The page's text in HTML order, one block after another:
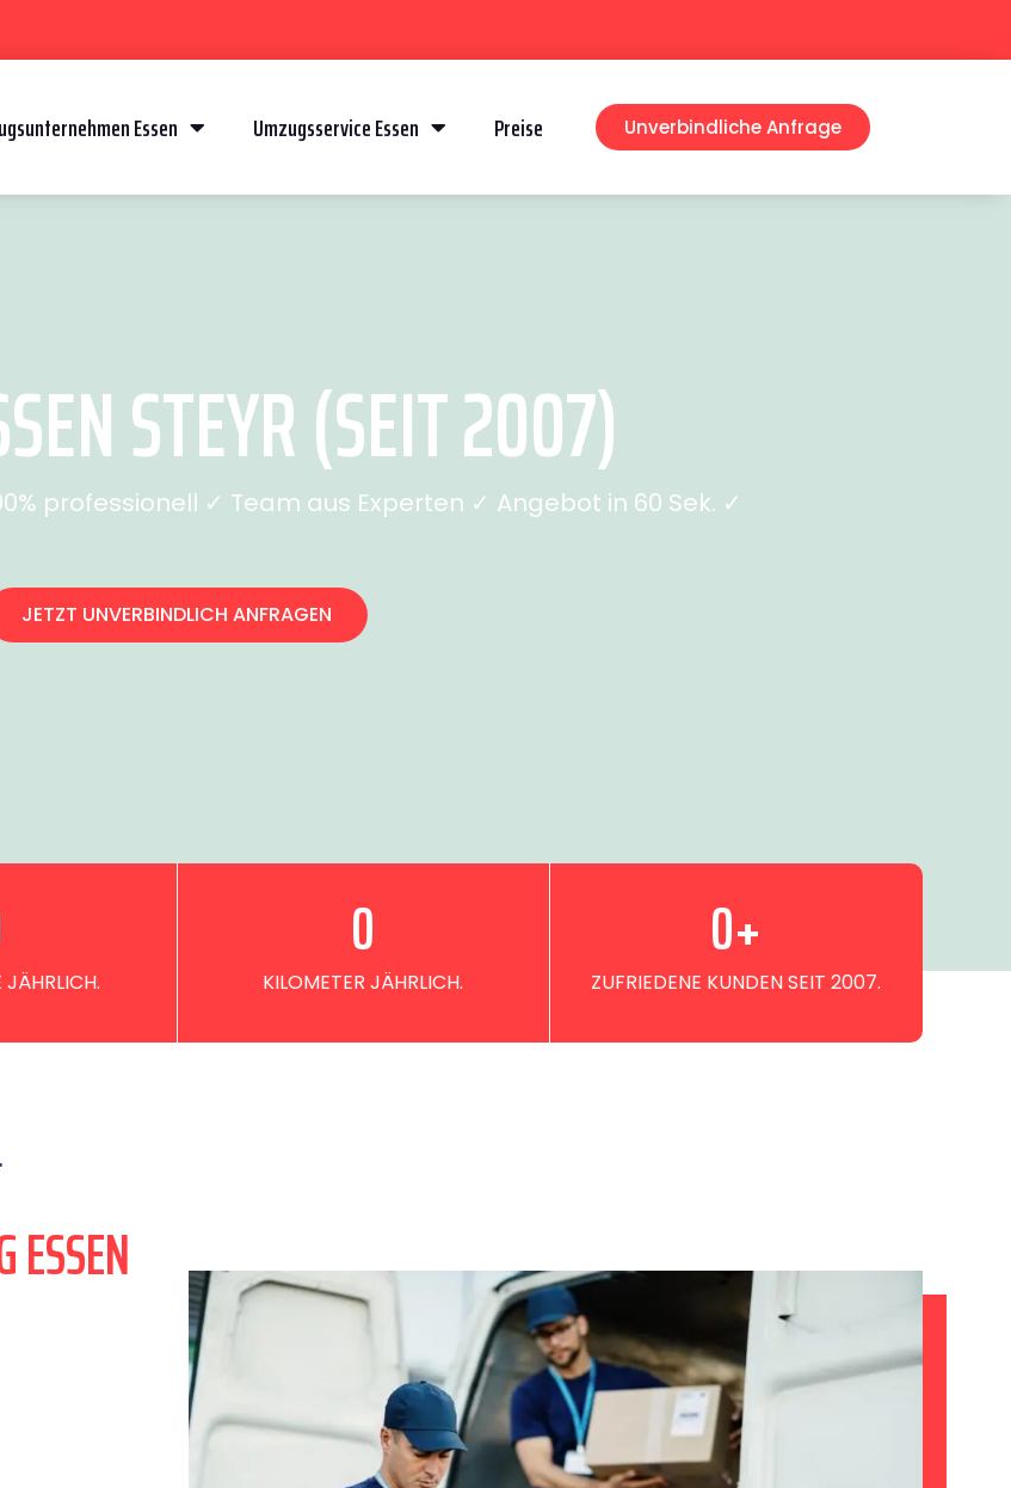
Essen Umzugsservice Essen Preise Unverbindliche Anfrage
STEYR (SEIT 2007)
professionell ✓ Team aus Experten ✓ Angebot in 60 Sek. ✓
JETZT UNVERBINDLICH ANFRAGEN
JÄHRLICH. KILOMETER JÄHRLICH.
0
ZUFRIEDENE KUNDEN SEIT 2007.
0+